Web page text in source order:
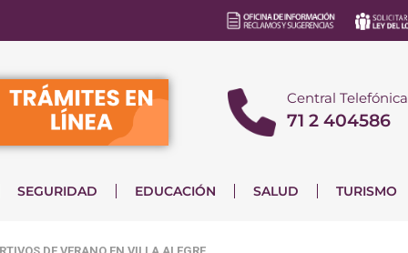
Central Telefónica
71 2 404586
SEGURIDAD EDUCACIÓN SALUD TURISMO